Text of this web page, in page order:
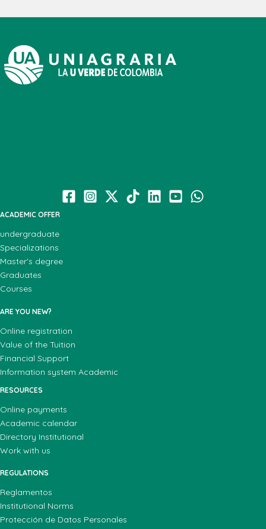
ACADEMIC OFFER
undergraduate
Specializations
Master's degree
Graduates
Courses
ARE YOU NEW?
Online registration
Value of the Tuition
Financial Support
Information system Academic
RESOURCES
Online payments
Academic calendar
Directory Institutional
Work with us
REGULATIONS
Reglamentos
Institutional Norms
Protección de Datos Personales